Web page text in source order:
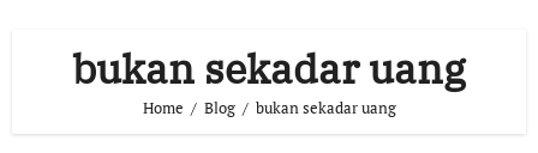
bukan sekadar uang
Home Blog bukan sekadar uang